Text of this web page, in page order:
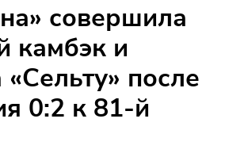
совершила
камбэк и
после
0:2 к 81-й